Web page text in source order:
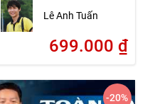
Lê Anh Tuấn
699.000 ₫
-20%